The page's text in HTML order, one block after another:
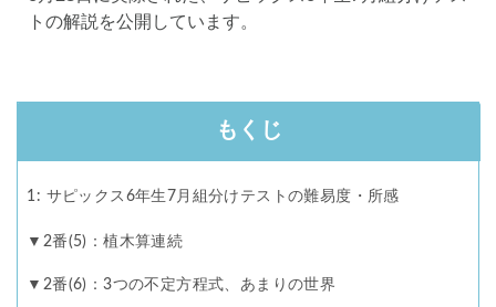
トの解説を公開しています。
もくじ
1: サピックス6年生7月組分けテストの難易度・所感
▼2番(5)：植木算連続
▼2番(6)：3つの不定方程式、あまりの世界
算数 理科 3年生
4年生
学習相談への回答 コベツバradio（音声コンテンツ）
SAPIXデイリーチェック
SAPIXマンスリー確認/復習テスト SAPIX組分けテスト